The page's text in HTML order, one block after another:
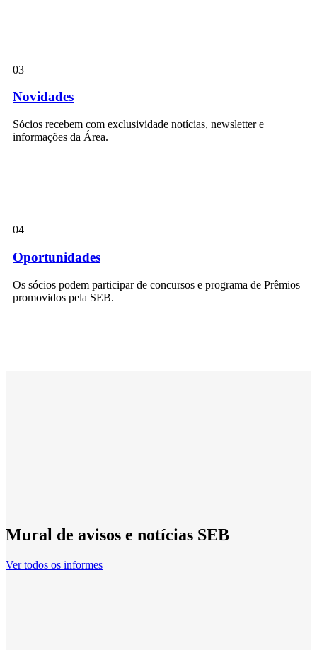
03
Novidades
Sócios recebem com exclusividade notícias, newsletter e
informações da Área.
04
Oportunidades
Os sócios podem participar de concursos e programa de Prêmios
promovidos pela SEB.
Mural de avisos e notícias SEB
Ver todos os informes